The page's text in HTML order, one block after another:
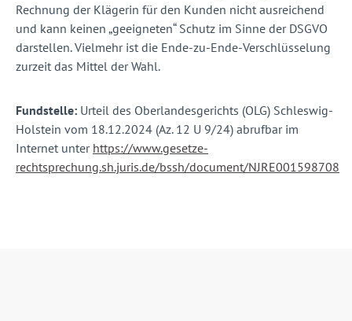
Rechnung der Klägerin für den Kunden nicht ausreichend
und kann keinen „geeigneten“ Schutz im Sinne der DSGVO
darstellen. Vielmehr ist die Ende-zu-Ende-Verschlüsselung
zurzeit das Mittel der Wahl.
Fundstelle: Urteil des Oberlandesgerichts (OLG) Schleswig-
Holstein vom 18.12.2024 (Az. 12 U 9/24) abrufbar im
Internet unter https://www.gesetze-
rechtsprechung.sh.juris.de/bssh/document/NJRE001598708